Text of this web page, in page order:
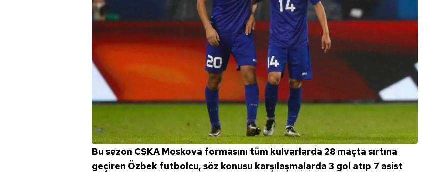
Bu sezon CSKA Moskova formasını tüm kulvarlarda 28 maçta sırtına
geçiren Özbek futbolcu, söz konusu karşılaşmalarda 3 gol atıp 7 asist